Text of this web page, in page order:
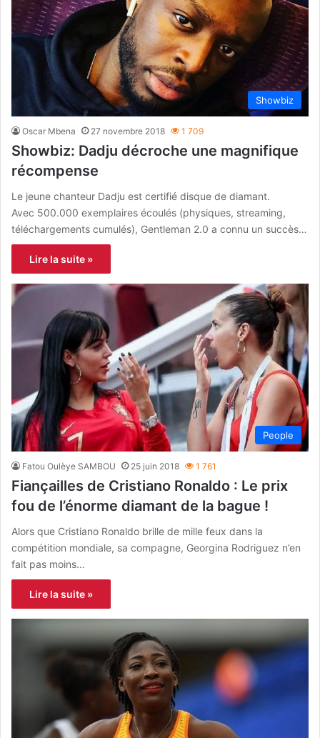
Showbiz
Oscar Mbena 27 novembre 2018 1 709
Showbiz: Dadju décroche une magnifique
récompense
Le jeune chanteur Dadju est certifié disque de diamant.
Avec 500.000 exemplaires écoulés (physiques, streaming,
téléchargements cumulés), Gentleman 2.0 a connu un succès…
Lire la suite »
People
Fatou Oulèye SAMBOU 25 juin 2018 1 761
Fiançailles de Cristiano Ronaldo : Le prix
fou de l’énorme diamant de la bague !
Alors que Cristiano Ronaldo brille de mille feux dans la
compétition mondiale, sa compagne, Georgina Rodriguez n’en
fait pas moins…
Lire la suite »